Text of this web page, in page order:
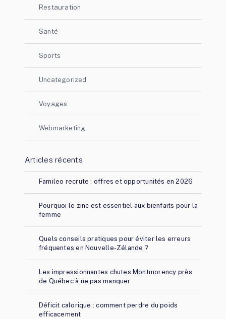
Restauration
Santé
Sports
Uncategorized
Voyages
Webmarketing
Articles récents
Famileo recrute : offres et opportunités en 2026
Pourquoi le zinc est essentiel aux bienfaits pour la
femme
Quels conseils pratiques pour éviter les erreurs
fréquentes en Nouvelle-Zélande ?
Les impressionnantes chutes Montmorency près
de Québec à ne pas manquer
Déficit calorique : comment perdre du poids
efficacement